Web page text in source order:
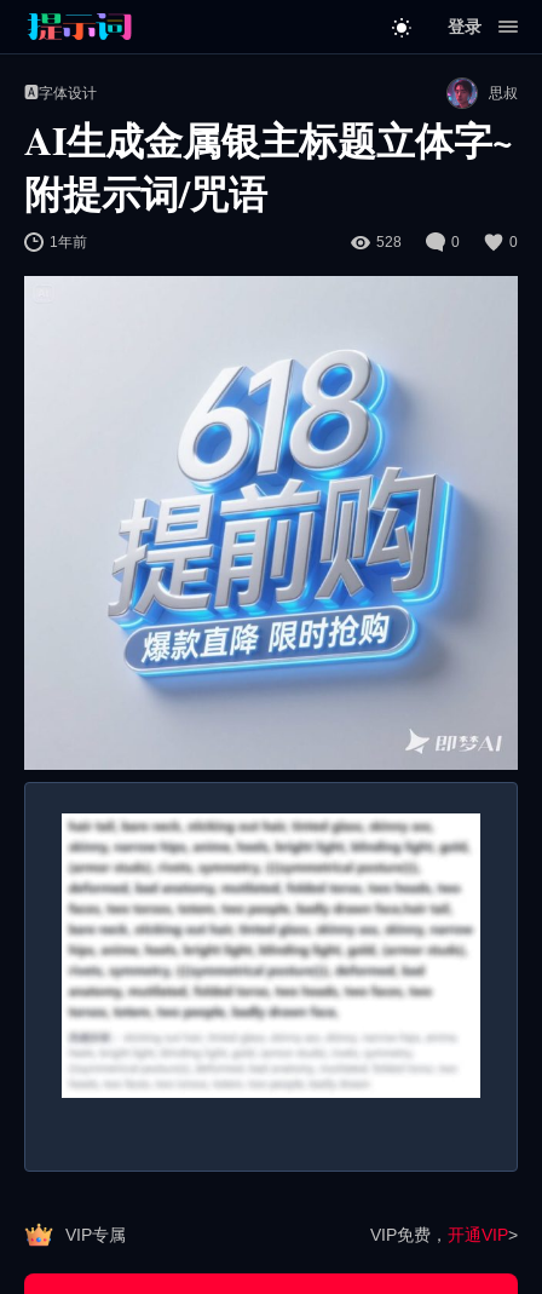
登录
🅰️字体设计 思叔
AI生成金属银主标题立体字~
附提示词/咒语
1年前 528 0 0
VIP专属 VIP免费， 开通VIP>